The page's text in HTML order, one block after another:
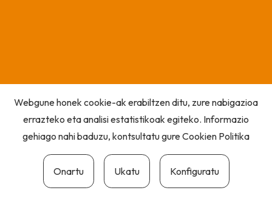
Webgune honek cookie-ak erabiltzen ditu, zure nabigazioa
errazteko eta analisi estatistikoak egiteko. Informazio
gehiago nahi baduzu, kontsultatu gureCookien Politika
Onartu Ukatu Konfiguratu